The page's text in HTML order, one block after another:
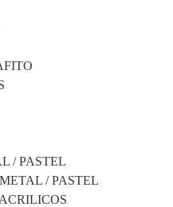
/ PASTEL
/ PASTEL